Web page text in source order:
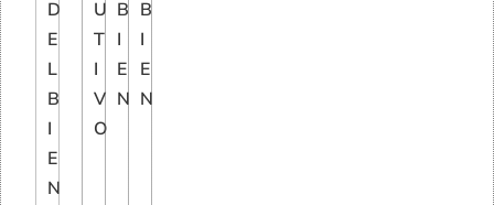
D
E
L
B
I
E
N
U
T
I
V
O
B
I
E
N
B
I
E
N